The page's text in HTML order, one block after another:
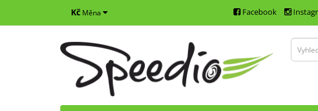
Kč Měna Facebook